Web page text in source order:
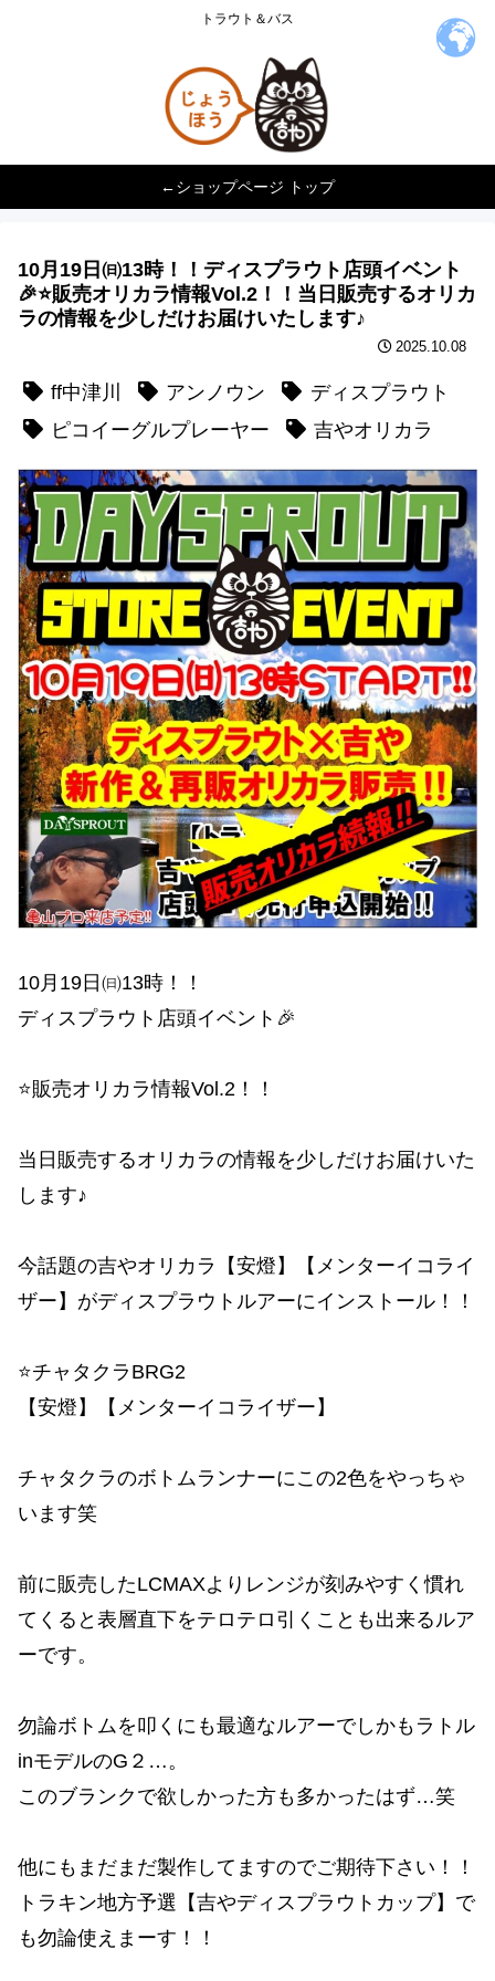
トラウト＆バス
←ショップページ トップ
10月19日㈰13時！！ディスプラウト店頭イベント
🎉⭐️販売オリカラ情報Vol.2！！当日販売するオリカ
ラの情報を少しだけお届けいたします♪
2025.10.08
ff中津川 アンノウン
ディスプラウト
ピコイーグルプレーヤー
吉やオリカラ
10月19日㈰13時！！
ディスプラウト店頭イベント🎉
⭐️販売オリカラ情報Vol.2！！
当日販売するオリカラの情報を少しだけお届けいた
します♪
今話題の吉やオリカラ【安燈】【メンターイコライ
ザー】がディスプラウトルアーにインストール！！
⭐️チャタクラBRG2
【安燈】【メンターイコライザー】
チャタクラのボトムランナーにこの2色をやっちゃ
います笑
前に販売したLCMAXよりレンジが刻みやすく慣れ
てくると表層直下をテロテロ引くことも出来るルア
ーです。
勿論ボトムを叩くにも最適なルアーでしかもラトル
inモデルのG２…。
このブランクで欲しかった方も多かったはず…笑
他にもまだまだ製作してますのでご期待下さい！！
トラキン地方予選【吉やディスプラウトカップ】で
も勿論使えまーす！！